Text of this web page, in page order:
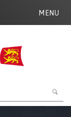
MENU